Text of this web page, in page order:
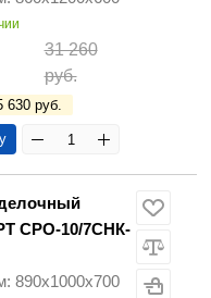
31 260
руб.
630 руб.
СРО-10/7СНК-
890х1000х700